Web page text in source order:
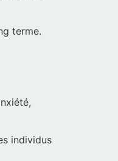
terme.
individus